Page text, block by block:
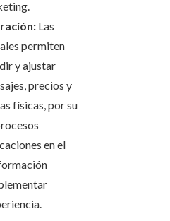
Las
permiten
y ajustar
precios y
físicas, por su
en el